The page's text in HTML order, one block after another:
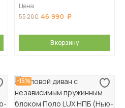
Цена
55 280 46 990
В корзину
-15%